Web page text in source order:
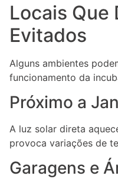
Locais Que
Evitados
Alguns ambientes
funcionamento da
Próximo a
A luz solar direta
provoca variações de
Garagens e